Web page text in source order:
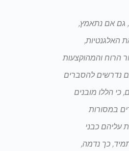
גם אם נתאמץ,
האלגנטיות,
הרוח והמהוקצעות
נדרשים להסברים
כי הללו מובנים
במסורות
עליהם כבני
כך נדמה,